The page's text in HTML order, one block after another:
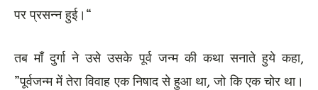
पर प्रसन्न हुई।“
तब माँ दुर्गा ने उसे उसके पूर्व जन्म की कथा सनाते हुये कहा,
”पूर्वजन्म में तेरा विवाह एक निषाद से हुआ था, जो कि एक चोर था।